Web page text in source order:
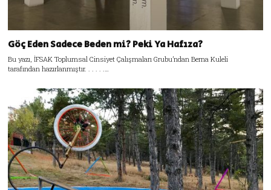
Göç Eden Sadece Beden mi? Peki Ya Hafıza?
Bu yazı, İFSAK Toplumsal Cinsiyet Çalışmaları Grubu’ndan Berna Kuleli
tarafından hazırlanmıştır. . . . . .…